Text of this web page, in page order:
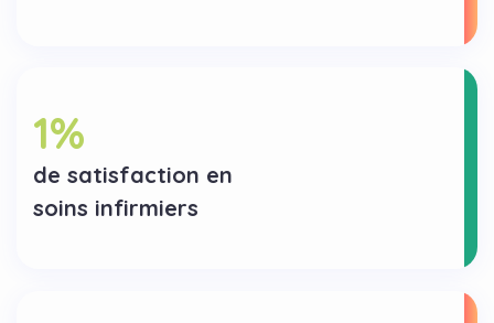
1%
de satisfaction en
soins infirmiers